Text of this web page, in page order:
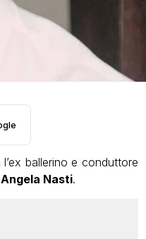
ballerino e conduttore
Nasti.